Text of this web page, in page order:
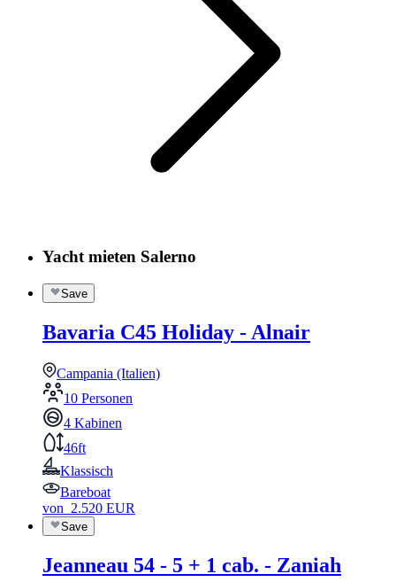
Yacht mieten Salerno
Save
Bavaria C45 Holiday - Alnair
Campania (Italien)
10 Personen
4 Kabinen
46ft
Klassisch
Bareboat
von 2.520 EUR
Save
Jeanneau 54 - 5 + 1 cab. - Zaniah